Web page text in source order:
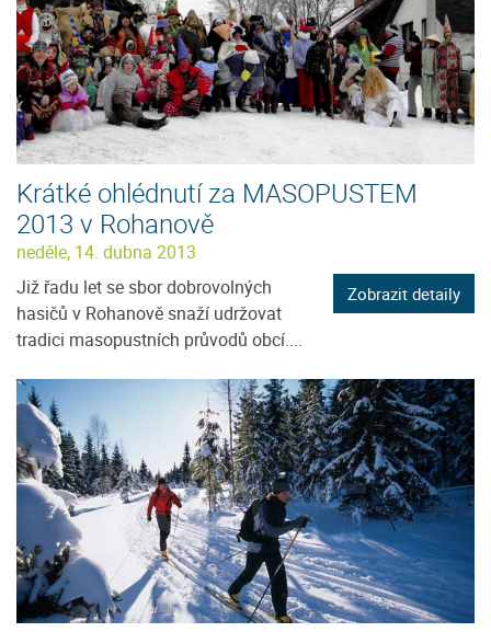
Krátké ohlédnutí za MASOPUSTEM
2013 v Rohanově
neděle, 14. dubna 2013
Již řadu let se sbor dobrovolných
hasičů v Rohanově snaží udržovat
tradici masopustních průvodů obcí....
Zobrazit detaily